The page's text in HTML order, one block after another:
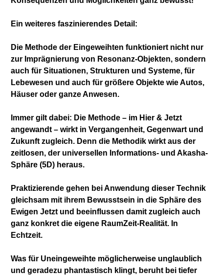
Ein weiteres faszinierendes Detail:
Die Methode der Eingeweihten funktioniert nicht nur
zur Imprägnierung von Resonanz-Objekten, sondern
auch für Situationen, Strukturen und Systeme, für
Lebewesen und auch für größere Objekte wie Autos,
Häuser oder ganze Anwesen.
Immer gilt dabei: Die Methode – im Hier & Jetzt
angewandt – wirkt in Vergangenheit, Gegenwart und
Zukunft zugleich. Denn die Methodik wirkt aus der
zeitlosen, der universellen Informations- und Akasha-
Sphäre (5D) heraus.
Praktizierende gehen bei Anwendung dieser Technik
gleichsam mit ihrem Bewusstsein in die Sphäre des
Ewigen Jetzt und beeinflussen damit zugleich auch
ganz konkret die eigene RaumZeit-Realität. In
Echtzeit.
Was für Uneingeweihte möglicherweise unglaublich
und geradezu phantastisch klingt, beruht bei tiefer